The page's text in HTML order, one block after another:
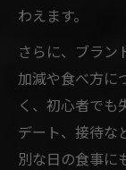
わえます。
さらに、ブラン
加減や食べ方に
く、初心者でも
デート、接待な
別な日の食事に